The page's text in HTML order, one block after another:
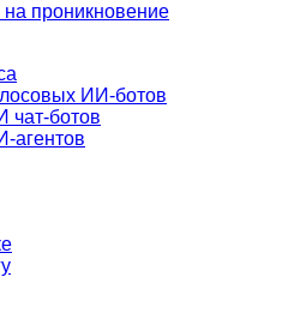
проникновение
ИИ-ботов
чат-ботов
агентов